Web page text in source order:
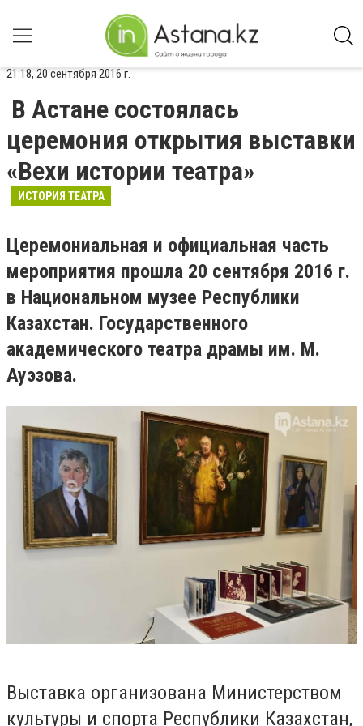
21:18, 20 сентября 2016 г.
В Астане состоялась
церемония открытия выставки
«Вехи истории театра»
ИСТОРИЯ ТЕАТРА
Церемониальная и официальная часть
мероприятия прошла 20 сентября 2016 г.
в Национальном музее Республики
Казахстан. Государственного
академического театра драмы им. М.
Ауэзова.
Выставка организована Министерством
культуры и спорта Республики Казахстан,